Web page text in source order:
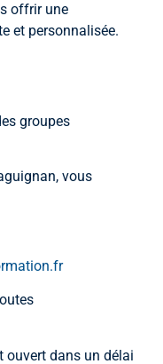
offrir une
et personnalisée.
groupes
, vous
ouvert dans un délai